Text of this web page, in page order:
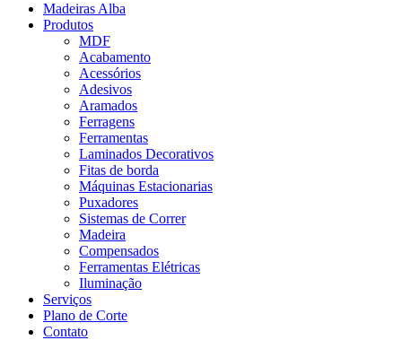
Madeiras Alba
Produtos
MDF
Acabamento
Acessórios
Adesivos
Aramados
Ferragens
Ferramentas
Laminados Decorativos
Fitas de borda
Máquinas Estacionarias
Puxadores
Sistemas de Correr
Madeira
Compensados
Ferramentas Elétricas
Iluminação
Serviços
Plano de Corte
Contato